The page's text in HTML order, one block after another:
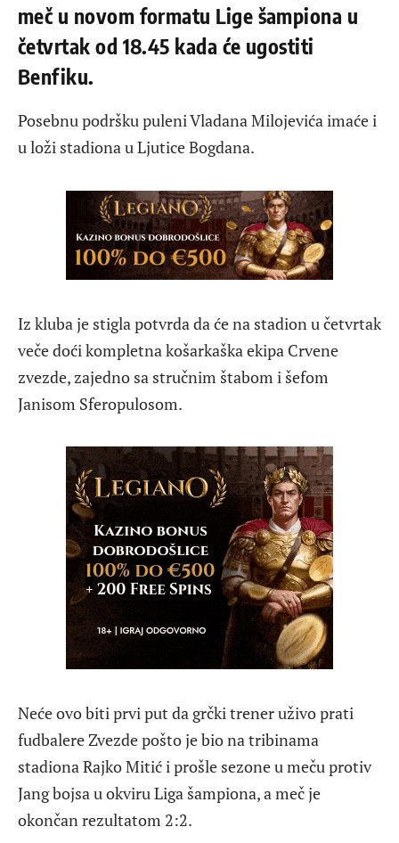
meč u novom formatu Lige šampiona u
četvrtak od 18.45 kada će ugostiti
Benfiku.
Posebnu podršku puleni Vladana Milojevića imaće i
u loži stadiona u Ljutice Bogdana.
Iz kluba je stigla potvrda da će na stadion u četvrtak
veče doći kompletna košarkaška ekipa Crvene
zvezde, zajedno sa stručnim štabom i šefom
Janisom Sferopulosom.
Neće ovo biti prvi put da grčki trener uživo prati
fudbalere Zvezde pošto je bio na tribinama
stadiona Rajko Mitić i prošle sezone u meču protiv
Jang bojsa u okviru Liga šampiona, a meč je
okončan rezultatom 2:2.